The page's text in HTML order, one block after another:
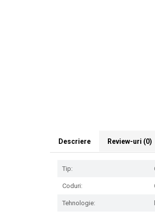
Descriere Review-uri (0)
Tip:
Coduri:
Tehnologie: